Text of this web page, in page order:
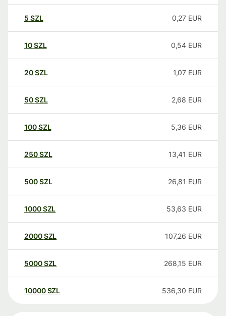
5 SZL 0,27 EUR
10SZL 0,54 EUR
20SZL 1,07 EUR
50SZL 2,68 EUR
100SZL 5,36 EUR
250SZL 13,41 EUR
500SZL 26,81 EUR
1000SZL 53,63 EUR
2000SZL 107,26 EUR
5000SZL 268,15 EUR
10000 SZL 536,30 EUR